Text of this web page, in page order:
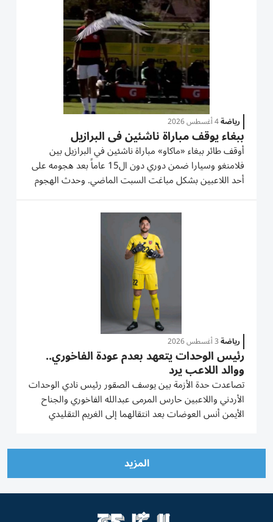
رياضة4 أغسطس 2026
ببغاء يوقف مباراة ناشئين في البرازيل
أوقف طائر ببغاء «ماكاو» مباراة ناشئين في البرازيل بين
فلامنغو وسيارا ضمن دوري دون ال15 عاماً بعد هجومه على
أحد اللاعبين بشكل مباغت السبت الماضي. وحدث الهجوم
في الدقيقة ال17 من المباراة أثناء محاولة مدافع فلامنغو
تمرير الكرة لزميله ما أجبر المدافع على الانبطاح أرضاً من
رياضة3 أغسطس 2026
رئيس الوحدات يتعهد بعدم عودة الفاخوري..
ووالد اللاعب يرد
تصاعدت حدة الأزمة بين يوسف الصقور رئيس نادي الوحدات
الأردني واللاعبين حارس المرمى عبدالله الفاخوري والجناح
الأيمن أنس العوضات بعد انتقالهما إلى الغريم التقليدي
المزيد